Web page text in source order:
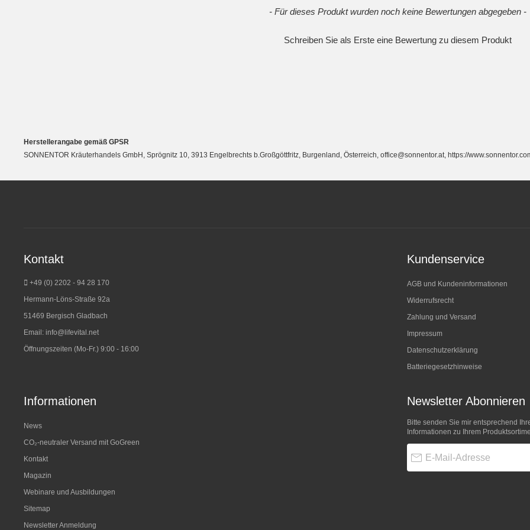
- Für dieses Produkt wurden noch keine Bewertungen abgegeben -
Schreiben Sie als Erste eine Bewertung zu diesem Produkt
Herstellerangabe gemäß GPSR
SONNENTOR Kräuterhandels GmbH, Sprögnitz 10, 3913 Engelbrechts b.Großgöttfritz, Burgenland, Österreich, office@sonnentor.at, https://
Kontakt
+49 (0) 2202 - 94 28 170
Hermann-Löns-Straße 92a
51469 Bergisch Gladbach
Email: info@lifevital.net
Öffnungszeiten (Mo-Fr.) 9:00 - 16:00
Kundenservice
AGB und Kundeninformationen
Widerrufsrecht
Zahlung und Versand
Impressum
Datenschutzerklärung
Batteriegesetzhinweise
Informationen
News
CO₂-neutraler Versand mit GoGreen
Kontakt
Magazin
Webinare und Ausbildungen
Sitemap
Newsletter Anmeldung
Newsletter Abonnieren
Bitte senden Sie mir entsprechend
Informationen zu Ihrem